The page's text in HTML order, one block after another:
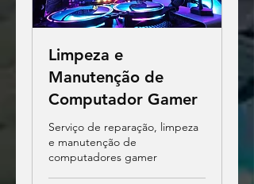
Limpeza e
Manutenção de
Computador Gamer
Serviço de reparação, limpeza
e manutenção de
computadores gamer